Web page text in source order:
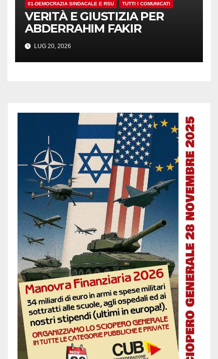
01-DEMOCRAZIA SINDACALE E RSU TUTTI I COMUNICATI
VERITÀ E GIUSTIZIA PER
ABDERRAHIM FAKIR
LUG 20, 2026